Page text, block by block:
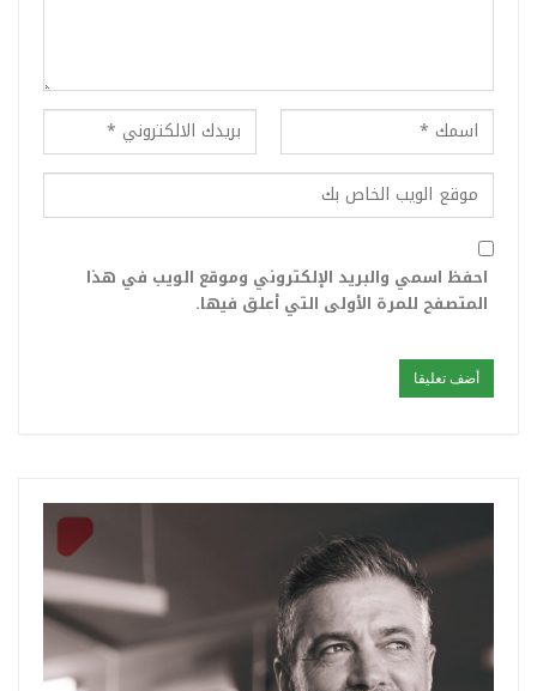
احفظ اسمي والبريد الإلكتروني وموقع الويب في هذا
المتصفح للمرة الأولى التي أعلق فيها.